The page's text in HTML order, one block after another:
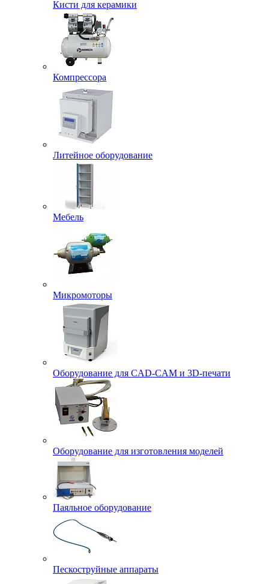
Кисти для керамики
Компрессора
Литейное оборудование
Мебель
Микромоторы
Оборудование для CAD-CAM и 3D-печати
Оборудование для изготовления моделей
Паяльное оборудование
Пескоструйные аппараты